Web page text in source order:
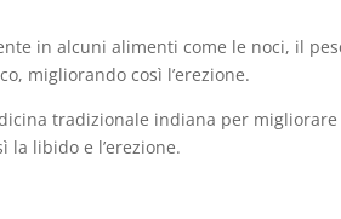
in alcuni alimenti come le noci, il
migliorando così l’erezione.
tradizionale indiana per
la libido e l’erezione.